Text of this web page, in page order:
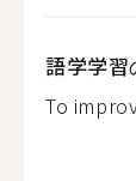
語学学習
To